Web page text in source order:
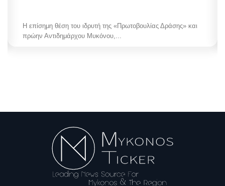
Η επίσημη θέση του ιδρυτή της «Πρωτοβουλίας Δράσης» και
πρώην Αντιδημάρχου Μυκόνου,...